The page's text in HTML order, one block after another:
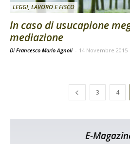
LEGGI, LAVORO E FISCO
In caso di usucapione
mediazione
Di Francesco Mario Agnoli - 14 Novembre 2015
3 4
E-